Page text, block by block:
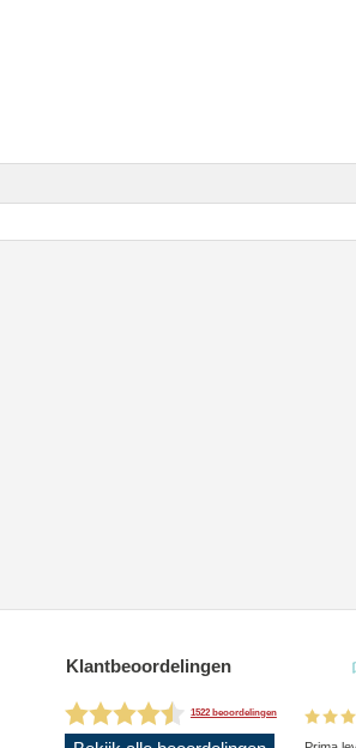
Klantbeoordelingen
1522 beoordelingen